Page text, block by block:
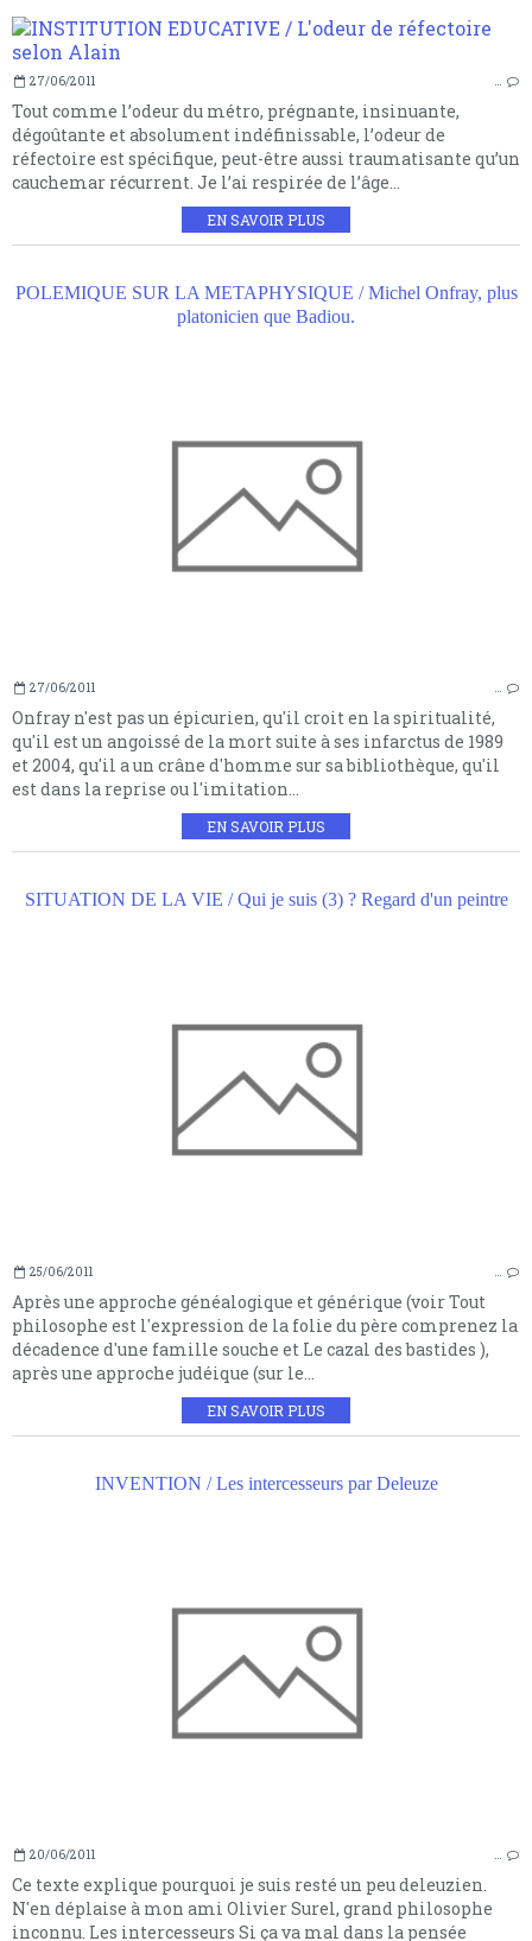
27/06/2011 …
Tout comme l’odeur du métro, prégnante, insinuante,
dégoûtante et absolument indéfinissable, l’odeur de
réfectoire est spécifique, peut-être aussi traumatisante qu’un
cauchemar récurrent. Je l’ai respirée de l’âge...
EN SAVOIR PLUS
POLEMIQUE SUR LA METAPHYSIQUE / Michel Onfray, plus
platonicien que Badiou.
27/06/2011 …
Onfray n'est pas un épicurien, qu'il croit en la spiritualité,
qu'il est un angoissé de la mort suite à ses infarctus de 1989
et 2004, qu'il a un crâne d'homme sur sa bibliothèque, qu'il
est dans la reprise ou l'imitation...
EN SAVOIR PLUS
SITUATION DE LA VIE / Qui je suis (3) ? Regard d'un peintre
25/06/2011 …
Après une approche généalogique et générique (voir Tout
philosophe est l'expression de la folie du père comprenez la
décadence d'une famille souche et Le cazal des bastides ),
après une approche judéique (sur le...
EN SAVOIR PLUS
INVENTION / Les intercesseurs par Deleuze
20/06/2011 …
Ce texte explique pourquoi je suis resté un peu deleuzien.
N'en déplaise à mon ami Olivier Surel, grand philosophe
inconnu. Les intercesseurs Si ça va mal dans la pensée